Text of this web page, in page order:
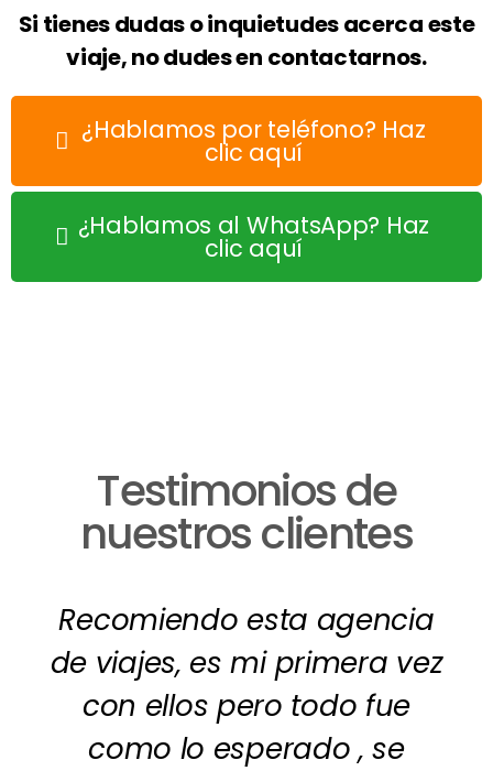
Si tienes dudas o inquietudes acerca este
viaje, no dudes en contactarnos.
¿Hablamos por teléfono? Haz
clic aquí
¿Hablamos al WhatsApp? Haz
clic aquí
Testimonios de
nuestros clientes
Recomiendo esta agencia
de viajes, es mi primera vez
con ellos pero todo fue
como lo esperado , se